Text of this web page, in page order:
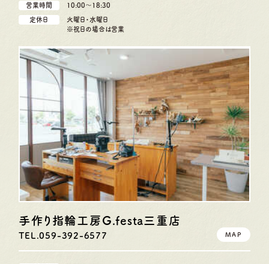
営業時間 10:00〜18:30
定休日
火曜日・水曜日
※祝日の場合は営業
手作り指輪工房G.festa 三重店
TEL.059-392-6577 MAP